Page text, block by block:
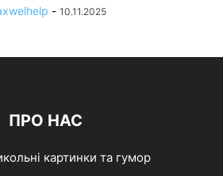
- 10.11.2025
ПРО НАС
картинки та гумор